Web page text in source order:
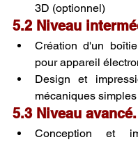
3D (optionnel)
5.2 Niveau
Création d'un
pour appareil
Design et
mécaniques simples
5.3 Niveau avancé.
Conception et